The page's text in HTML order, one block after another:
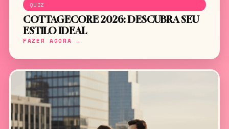
QUIZ
COTTAGECORE 2026: DESCUBRA SEU
ESTILO IDEAL
FAZER AGORA →